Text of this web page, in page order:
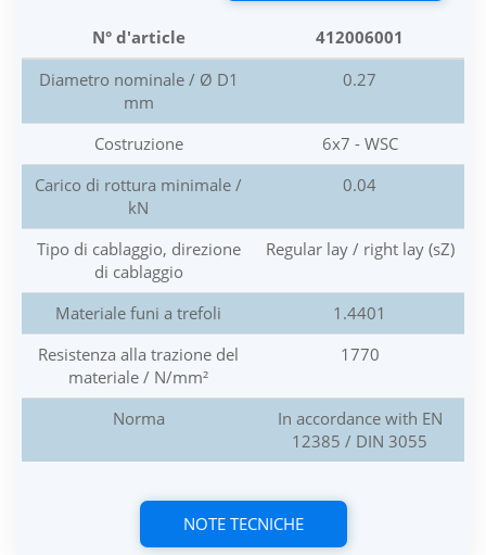
N° d'article
412006001
Diametro nominale / Ø D1
mm
0.27
Costruzione
6x7 - WSC
Carico di rottura minimale /
kN
0.04
Tipo di cablaggio, direzione
di cablaggio
Regular lay / right lay (sZ)
Materiale funi a trefoli
1.4401
Resistenza alla trazione del
materiale / N/mm²
1770
Norma
In accordance with EN
12385 / DIN 3055
NOTE TECNICHE